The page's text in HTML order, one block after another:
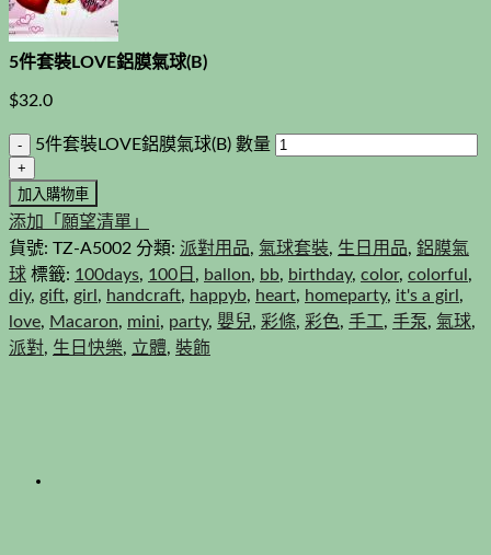
5件套裝LOVE鋁膜氣球(B)
$32.0
5件套裝LOVE鋁膜氣球(B) 數量
加入購物車
添加「願望清單」
貨號: TZ-A5002 分類: 派對用品, 氣球套裝, 生日用品, 鋁膜氣
球 標籤: 100days, 100日 , ballon, bb, birthday, color, colorful ,
diy, gift, girl , handcraft, happyb, heart, homeparty, it's a girl ,
love, Macaron, mini, party, 嬰兒, 彩條, 彩色, 手工, 手泵, 氣球,
派對, 生日快樂, 立體, 裝飾